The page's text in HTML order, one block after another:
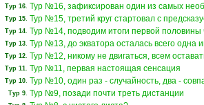
Тур 16. Тур №16, зафиксирован один из самых
Тур 15. Тур №15, третий круг стартовал с
Тур 14. Тур №14, подводим итоги первой половины
Тур 13. Тур №13, до экватора осталась всего одна
Тур 12. Тур №12, никому не двигаться, всем
Тур 11. Тур №11, первая настоящая сенсация
Тур 10. Тур №10, один раз - случайность, два -
Тур 9. Тур №9, позади почти треть дистанции